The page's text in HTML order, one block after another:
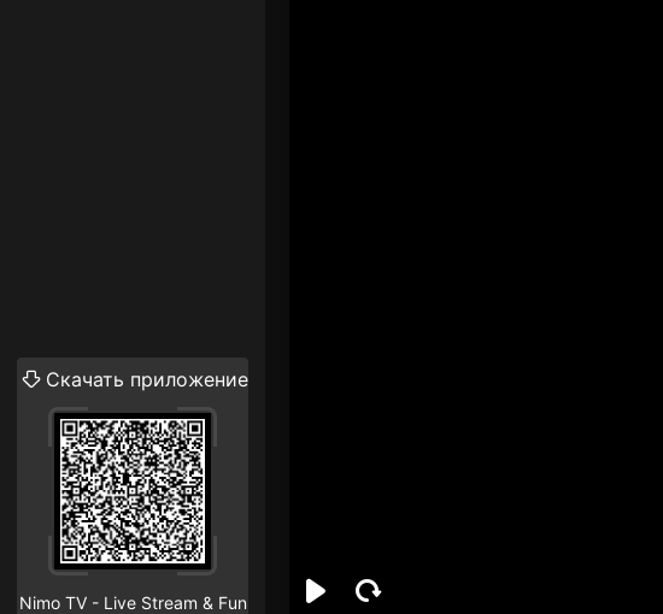
Скачать приложение
Nimo TV - Live Stream & Fun